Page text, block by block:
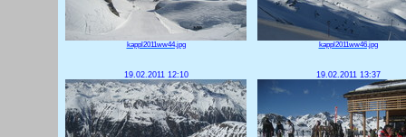
kappl2011ww44.jpg kappl2011ww46.jpg
19.02.2011 12:10 19.02.2011 13:37